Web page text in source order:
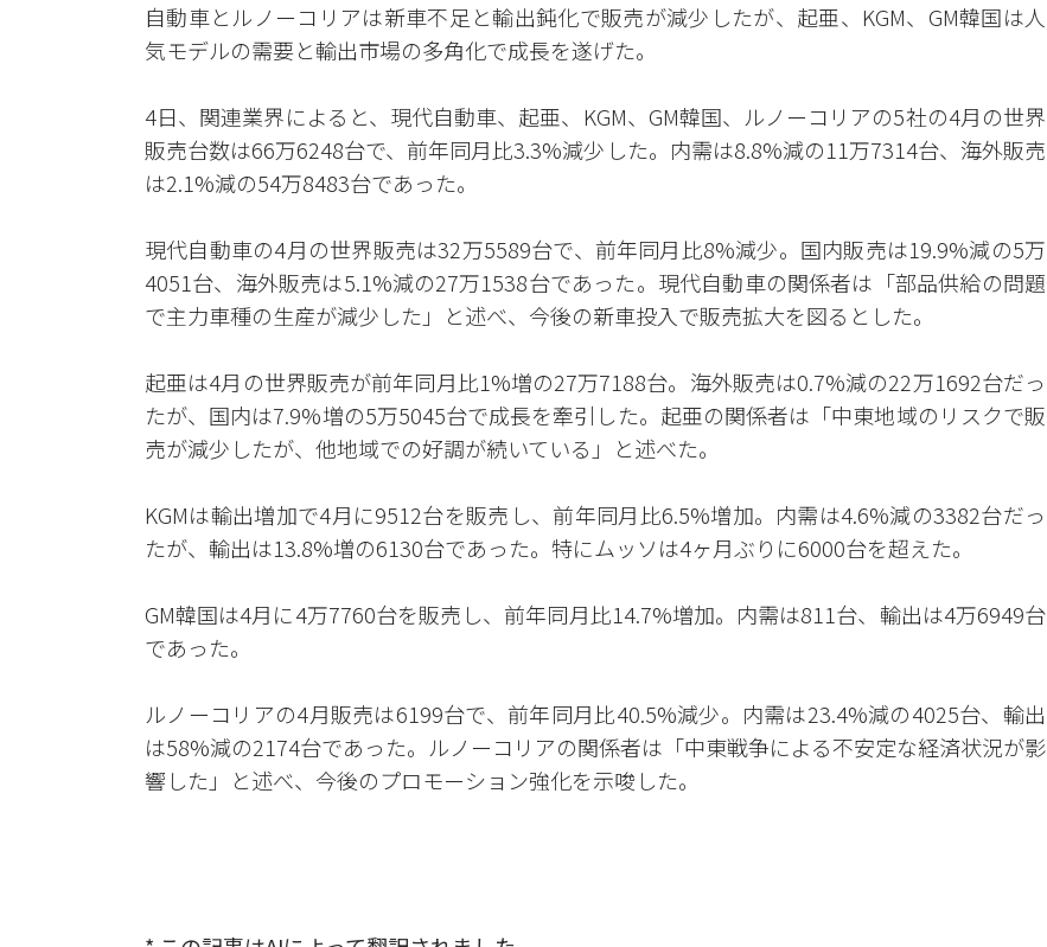
自動車とルノーコリアは新車不足と輸出鈍化で販売が減少したが、起亜、KGM、GM韓国は人
気モデルの需要と輸出市場の多角化で成長を遂げた。
4日、関連業界によると、現代自動車、起亜、KGM、GM韓国、ルノーコリアの5社の4月の世界
販売台数は66万6248台で、前年同月比3.3%減少した。内需は8.8%減の11万7314台、海外販売
は2.1%減の54万8483台であった。
現代自動車の4月の世界販売は32万5589台で、前年同月比8%減少。国内販売は19.9%減の5万
4051台、海外販売は5.1%減の27万1538台であった。現代自動車の関係者は「部品供給の問題
で主力車種の生産が減少した」と述べ、今後の新車投入で販売拡大を図るとした。
起亜は4月の世界販売が前年同月比1%増の27万7188台。海外販売は0.7%減の22万1692台だっ
たが、国内は7.9%増の5万5045台で成長を牽引した。起亜の関係者は「中東地域のリスクで販
売が減少したが、他地域での好調が続いている」と述べた。
KGMは輸出増加で4月に9512台を販売し、前年同月比6.5%増加。内需は4.6%減の3382台だっ
たが、輸出は13.8%増の6130台であった。特にムッソは4ヶ月ぶりに6000台を超えた。
GM韓国は4月に4万7760台を販売し、前年同月比14.7%増加。内需は811台、輸出は4万6949台
であった。
ルノーコリアの4月販売は6199台で、前年同月比40.5%減少。内需は23.4%減の4025台、輸出
は58%減の2174台であった。ルノーコリアの関係者は「中東戦争による不安定な経済状況が影
響した」と述べ、今後のプロモーション強化を示唆した。